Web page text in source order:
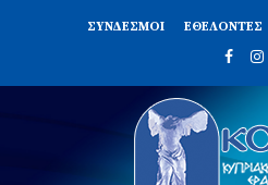
ΣΥΝΔΈΣΜΟΙ ΕΘΕΛΟΝΤΈΣ